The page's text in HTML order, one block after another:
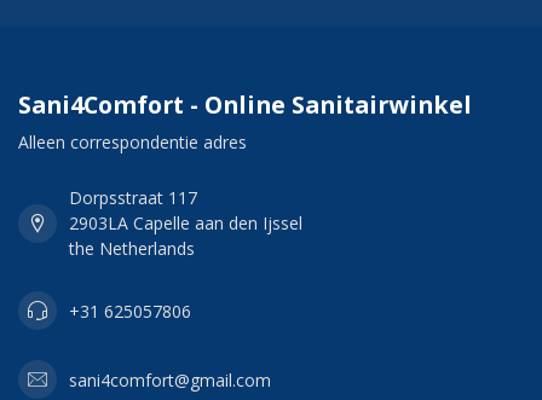
Sani4Comfort - Online Sanitairwinkel
Alleen correspondentie adres
Dorpsstraat 117
2903LA Capelle aan den Ijssel
the Netherlands
+31 625057806
sani4comfort@gmail.com